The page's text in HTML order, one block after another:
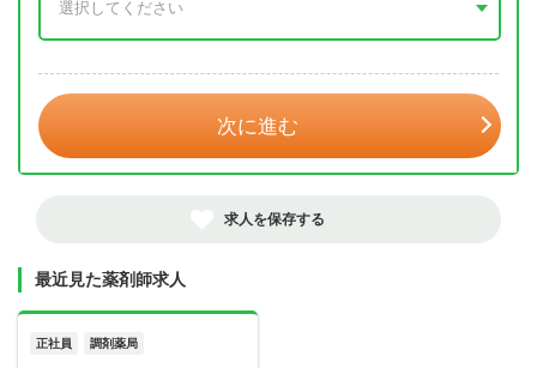
次に進む
求人を保存する
最近見た薬剤師求人
正社員 調剤薬局